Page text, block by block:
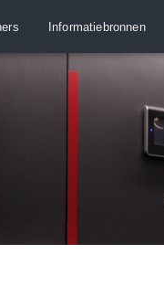
Informatiebronnen